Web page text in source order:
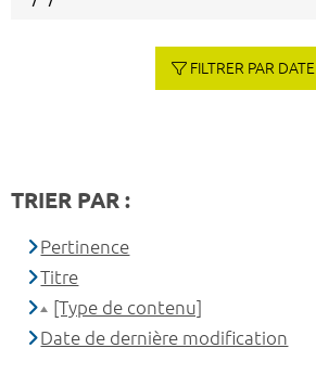
FILTRER PAR DATE
TRIER PAR :
Pertinence
Titre
[Type de contenu]
Date de dernière modification